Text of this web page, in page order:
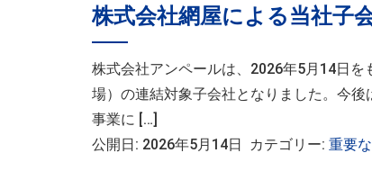
株式会社網屋による当社子
株式会社アンペールは、2026年5月14日
場）の連結対象子会社となりました。今
事業に […]
公開日: 2026年5月14日 カテゴリー: 重要